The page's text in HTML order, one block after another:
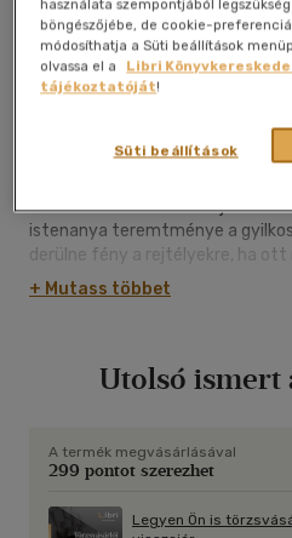
Studium Plusz Könyvkiadó|
puhatáblás, ragasztókötött|
Nágaföld felé úszik a turistákkal
gyöngye. A vidámnak ígérkező
az ártatlan utasokat. Vajon
istenanya teremtménye a
derülne fény a rejtélyekre, ha
Leslie L. Lawrence, aki szájában
Smith and Wessonjával
+ Mutass többet
Utolsó ismert
A termék megvásárlásával
299 pontot szerezhet
Legyen Ön is
használata szempontjából
böngészőjébe, de cookie-
módosíthatja a Süti beállítások
olvassa el a
Libri
tájékoztatóját!
Süti beállítások